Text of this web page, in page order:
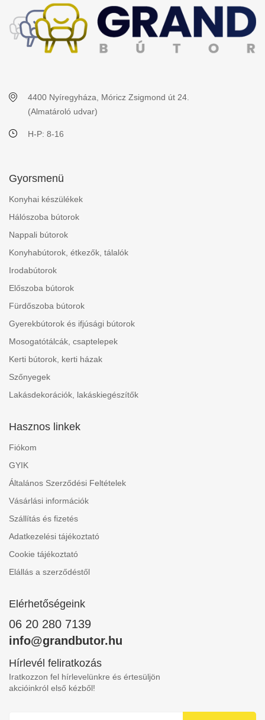
4400 Nyíregyháza, Móricz Zsigmond út 24.
(Almatároló udvar)
H-P: 8-16
Gyorsmenü
Konyhai készülékek
Hálószoba bútorok
Nappali bútorok
Konyhabútorok, étkezők, tálalók
Irodabútorok
Előszoba bútorok
Fürdőszoba bútorok
Gyerekbútorok és ifjúsági bútorok
Mosogatótálcák, csaptelepek
Kerti bútorok, kerti házak
Szőnyegek
Lakásdekorációk, lakáskiegészítők
Hasznos linkek
Fiókom
GYIK
Általános Szerződési Feltételek
Vásárlási információk
Szállítás és fizetés
Adatkezelési tájékoztató
Cookie tájékoztató
Elállás a szerződéstől
Elérhetőségeink
06 20 280 7139
info@grandbutor.hu
Hírlevél feliratkozás
Iratkozzon fel hírlevelünkre és értesüljön
akcióinkról első kézből!